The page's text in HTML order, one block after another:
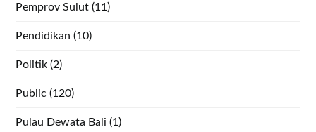
Pemprov Sulut (11)
Pendidikan (10)
Politik (2)
Public (120)
Pulau Dewata Bali (1)